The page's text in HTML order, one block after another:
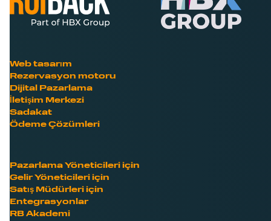
Web tasarım
Rezervasyon motoru
Dijital Pazarlama
İletişim Merkezi
Sadakat
Ödeme Çözümleri
Pazarlama Yöneticileri için
Gelir Yöneticileri için
Satış Müdürleri için
Entegrasyonlar
RB Akademi